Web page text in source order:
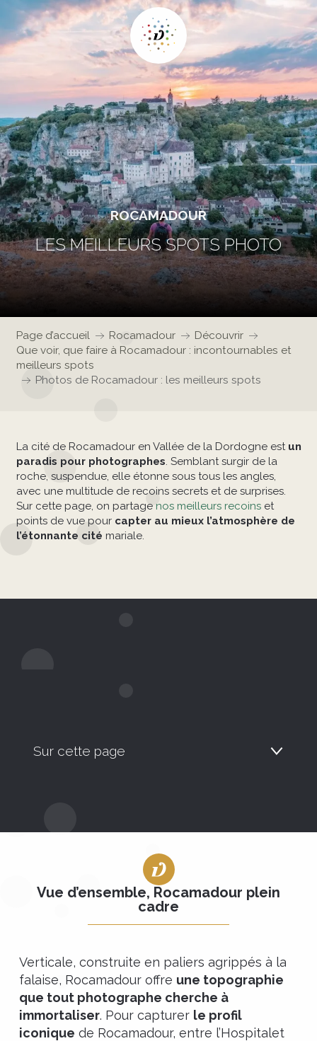
ROCAMADOUR
LES MEILLEURS SPOTS PHOTO
Page d’accueil Rocamadour
Découvrir
Que voir, que faire à Rocamadour : incontournables et
meilleurs spots
Photos de Rocamadour : les meilleurs spots
La cité de Rocamadour en Vallée de la Dordogne est un
paradis pour photographes. Semblant surgir de la
roche, suspendue, elle étonne sous tous les angles,
avec une multitude de recoins secrets et de surprises.
Sur cette page, on partage nos meilleurs recoinset
points de vue pour capter au mieux l’atmosphère de
l’étonnante cité mariale.
Sur cette page
Vue d’ensemble, Rocamadour
Photos spectaculaires du canyon
de l’Alzou
Rocamadour secrète et photos
Rocamadour secrète et photos
confidentielles
Photographier Rocamadour au
naturel
Vue d’ensemble, Rocamadour plein
cadre
Verticale, construite en paliers agrippés à la
falaise, Rocamadour offre une topographie
que tout photographe cherche à
immortaliser. Pour capturer le profil
iconique de Rocamadour, entre l’Hospitalet